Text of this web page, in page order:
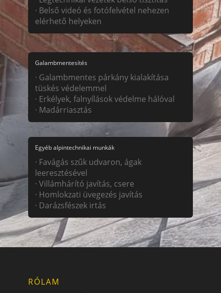
· Belső videó és fotófelvétel nehezen
elérhető helyeken
Galambmentesítés
· Galambmentes párkány kialakítása
tüskés védelemmel
· Erkélyek, falnyílások védelme hálóval
· Madárriasztás
Egyéb alpintechnikai munkák
· Favágás szűk udvaron, ágak
leeresztésével
· Villámhárító javítás, csere
· Homlokzati üvegezés javítás
· Darázsfészek irtás
RÓLAM